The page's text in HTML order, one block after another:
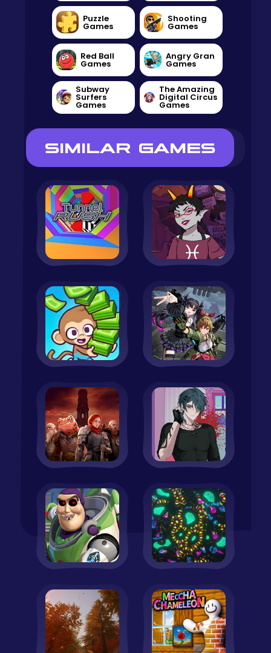
Puzzle
Games
Shooting
Games
Red Ball
Games
Angry Gran
Games
Subway
Surfers
Games
The Amazing
Digital Circus
Games
SIMILAR GAMES